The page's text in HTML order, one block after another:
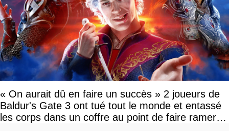
« On aurait dû en faire un succès » 2 joueurs de
Baldur's Gate 3 ont tué tout le monde et entassé
les corps dans un coffre au point de faire ramer le